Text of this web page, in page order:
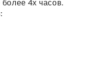
4х часов.